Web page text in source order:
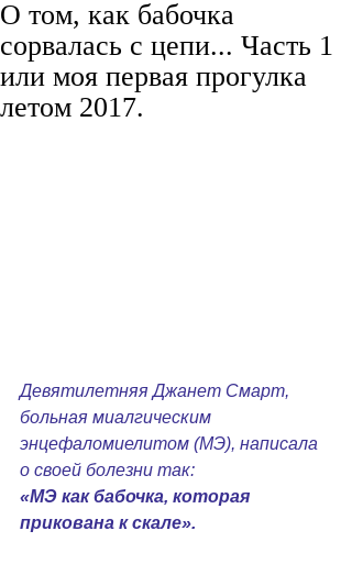
О том, как бабочка
сорвалась с цепи... Часть 1
или моя первая прогулка
летом 2017.
Девятилетняя Джанет Смарт,
больная миалгическим
энцефаломиелитом (МЭ), написала
о своей болезни так:
«МЭ как бабочка, которая
прикована к скале».